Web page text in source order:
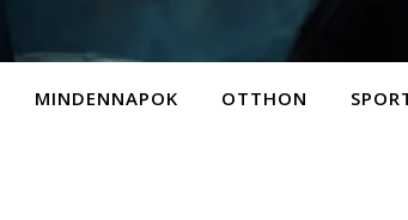
MINDENNAPOK OTTHON